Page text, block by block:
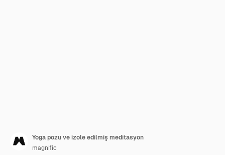
Yoga pozu ve izole edilmiş meditasyon
magnific